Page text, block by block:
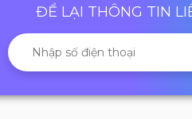
ĐỂ LẠI THÔNG TIN